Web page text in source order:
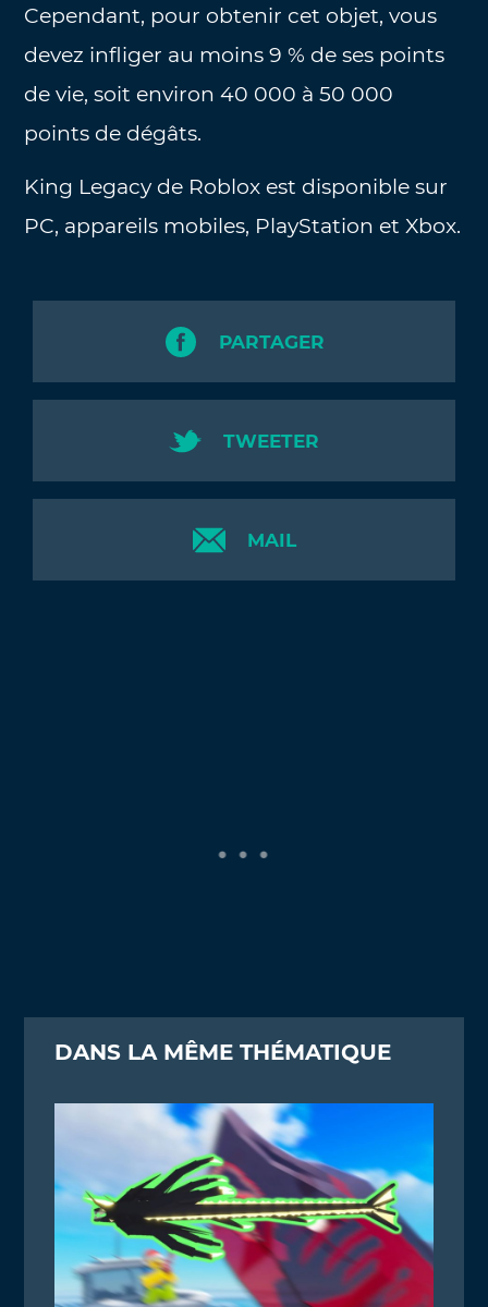
Cependant, pour obtenir cet objet, vous
devez infliger au moins 9 % de ses points
de vie, soit environ 40 000 à 50 000
points de dégâts.
King Legacy de Roblox est disponible sur
PC, appareils mobiles, PlayStation et Xbox.
PARTAGER
TWEETER
MAIL
DANS LA MÊME THÉMATIQUE